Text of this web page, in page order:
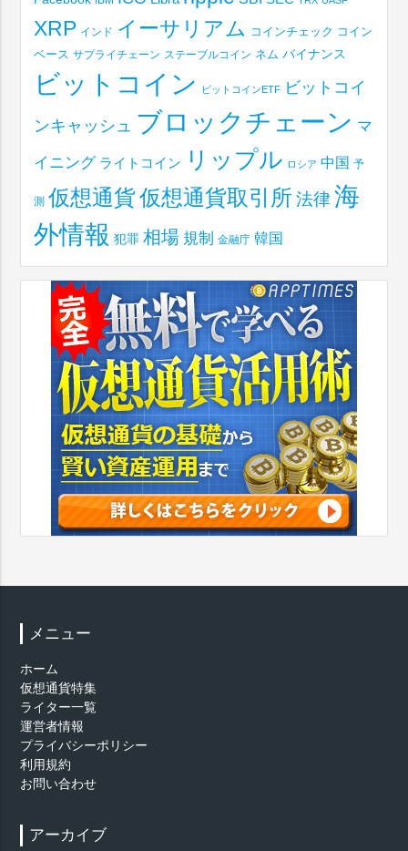
XRP インド イーサリアム コインチェック コイン
ベース サプライチェーン ステーブルコイン ネム バイナンス
ビットコイン ビットコインETF ビットコイ
ンキャッシュ ブロックチェーン マ
イニング ライトコイン リップル ロシア 中国 予
測 仮想通貨仮想通貨取引所 法律 海
外情報 犯罪 相場 規制 金融庁 韓国
メニュー
ホーム
仮想通貨特集
ライター一覧
運営者情報
プライバシーポリシー
利用規約
お問い合わせ
アーカイブ